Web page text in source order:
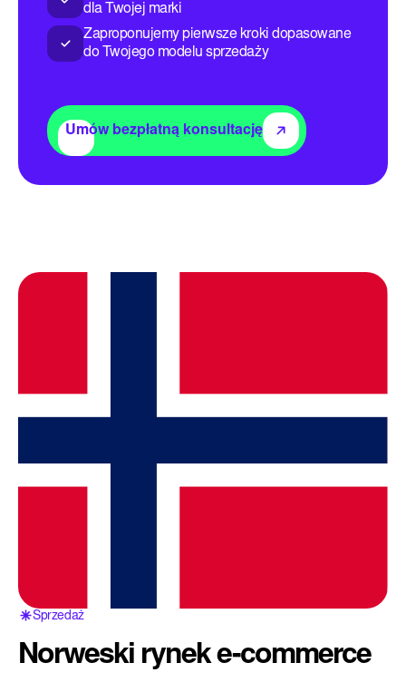
dla Twojej marki
Zaproponujemy pierwsze kroki dopasowane
do Twojego modelu sprzedaży
Umów bezpłatną konsultację
Sprzedaż
Norweski rynek e-commerce